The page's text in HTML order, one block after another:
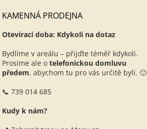
KAMENNÁ PRODEJNA
Otevírací doba: Kdykoli na dotaz
Bydlíme v areálu – přijďte téměř kdykoli.
Prosíme ale o telefonickou domluvu
předem, abychom tu pro vás určitě byli. 🙂
📞 739 014 685
Kudy k nám?